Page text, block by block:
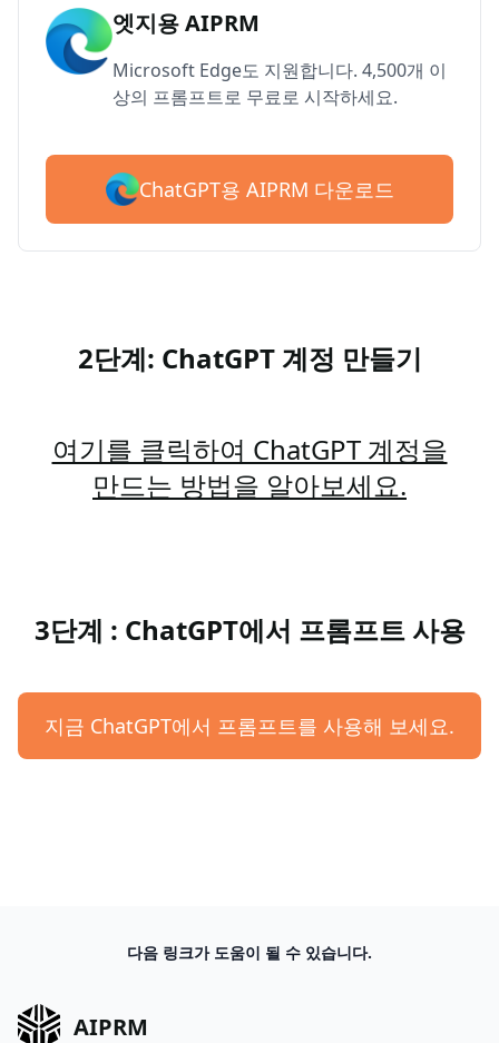
엣지용 AIPRM
Microsoft Edge도 지원합니다. 4,500개 이
상의 프롬프트로 무료로 시작하세요.
ChatGPT용 AIPRM 다운로드
2단계: ChatGPT 계정 만들기
여기를 클릭하여 ChatGPT 계정을
만드는 방법을 알아보세요.
3단계 : ChatGPT에서 프롬프트 사용
지금 ChatGPT에서 프롬프트를 사용해 보세요.
다음 링크가 도움이 될 수 있습니다.
AIPRM